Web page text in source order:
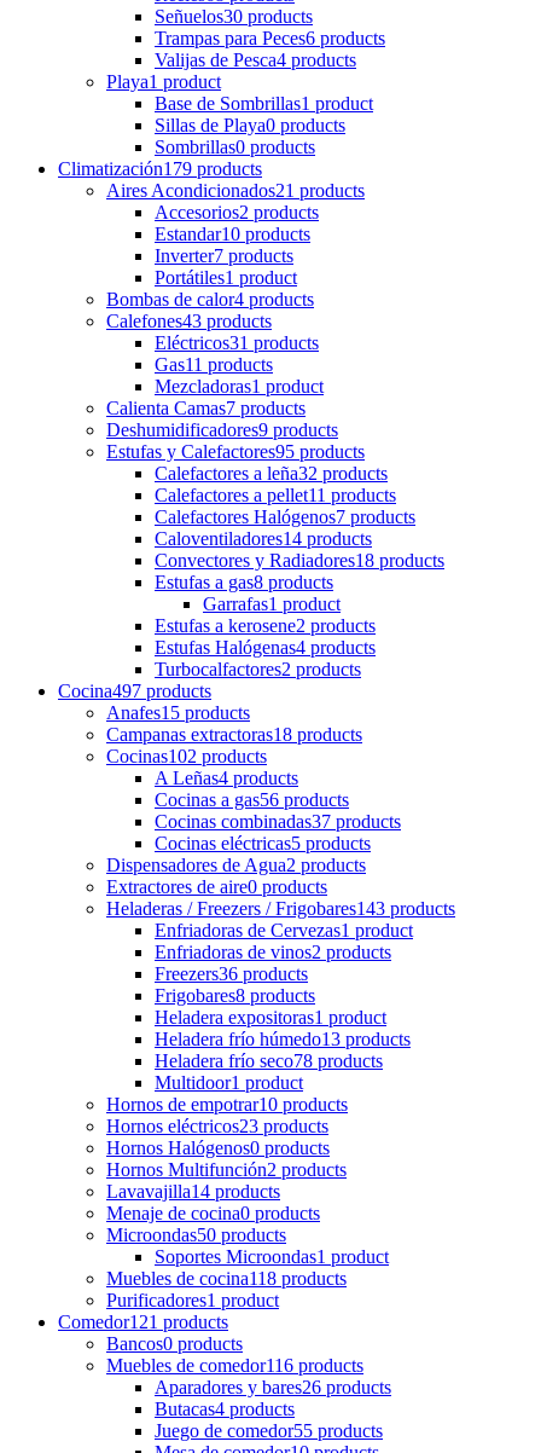
Señuelos30 products
Trampas para Peces6 products
Valijas de Pesca4 products
Playa1 product
Base de Sombrillas1 product
Sillas de Playa0 products
Sombrillas0 products
Climatización179 products
Aires Acondicionados21 products
Accesorios2 products
Estandar10 products
Inverter7 products
Portátiles1 product
Bombas de calor4 products
Calefones43 products
Eléctricos31 products
Gas11 products
Mezcladoras1 product
Calienta Camas7 products
Deshumidificadores9 products
Estufas y Calefactores95 products
Calefactores a leña32 products
Calefactores a pellet11 products
Calefactores Halógenos7 products
Caloventiladores14 products
Convectores y Radiadores18 products
Estufas a gas8 products
Garrafas1 product
Estufas a kerosene2 products
Estufas Halógenas4 products
Turbocalfactores2 products
Cocina497 products
Anafes15 products
Campanas extractoras18 products
Cocinas102 products
A Leñas4 products
Cocinas a gas56 products
Cocinas combinadas37 products
Cocinas eléctricas5 products
Dispensadores de Agua2 products
Extractores de aire0 products
Heladeras / Freezers / Frigobares143 products
Enfriadoras de Cervezas1 product
Enfriadoras de vinos2 products
Freezers36 products
Frigobares8 products
Heladera expositoras1 product
Heladera frío húmedo13 products
Heladera frío seco78 products
Multidoor1 product
Hornos de empotrar10 products
Hornos eléctricos23 products
Hornos Halógenos0 products
Hornos Multifunción2 products
Lavavajilla14 products
Menaje de cocina0 products
Microondas50 products
Soportes Microondas1 product
Muebles de cocina118 products
Purificadores1 product
Comedor121 products
Bancos0 products
Muebles de comedor116 products
Aparadores y bares26 products
Butacas4 products
Juego de comedor55 products